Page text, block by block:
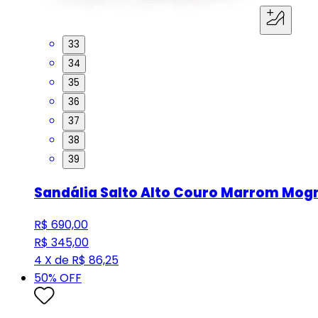
33
34
35
36
37
38
39
Sandália Salto Alto Couro Marrom
R$ 690,00
R$ 345,00
4 X de R$ 86,25
50% OFF